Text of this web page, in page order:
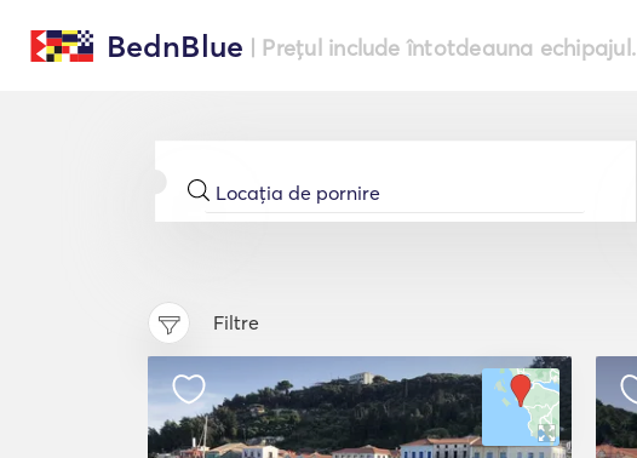
BednBlue | Prețul include întotdeauna echipajul.
Filtre